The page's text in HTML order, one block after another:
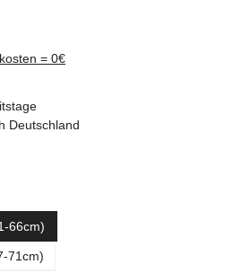
= 0€
Deutschland
66cm)
71cm)